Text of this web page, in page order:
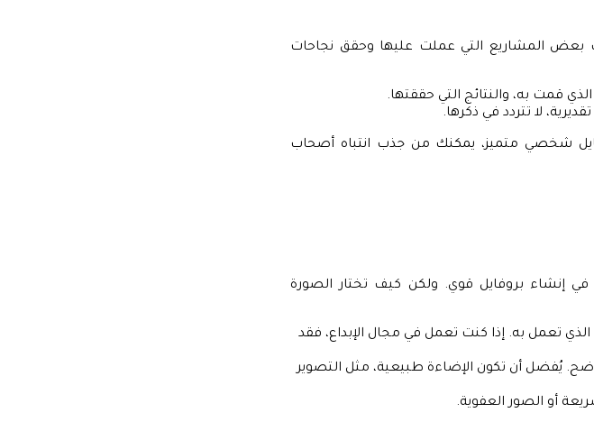
بعض المشاريع التي عملت عليها وحقق نجاحات
قمت به، والنتائج التي حققتها.
لا تتردد في ذكرها.
شخصي متميز، يمكنك من جذب انتباه أصحاب
إنشاء بروفايل قوي. ولكن كيف تختار الصورة
تعمل به. إذا كنت تعمل في مجال الإبداع، فقد
يُفضل أن تكون الإضاءة طبيعية، مثل التصوير
أو الصور العفوية.